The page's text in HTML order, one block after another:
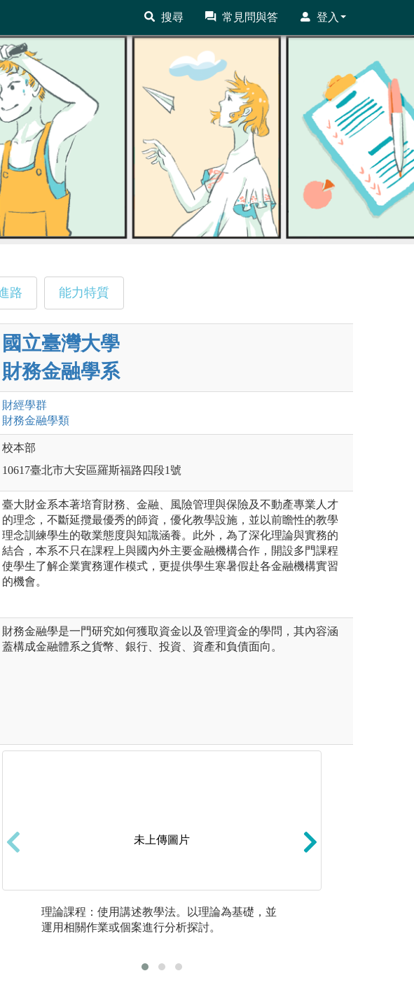
搜尋 常見問與答 登入
路 能力特質
國立臺灣大學
財務金融學系
財經學群
財務金融學類
校本部
10617臺北市大安區羅斯福路四段1號
臺大財金系本著培育財務、金融、風險管理與保險及不動產專業人才
的理念，不斷延攬最優秀的師資，優化教學設施，並以前瞻性的教學
理念訓練學生的敬業態度與知識涵養。此外，為了深化理論與實務的
結合，本系不只在課程上與國內外主要金融機構合作，開設多門課程
使學生了解企業實務運作模式，更提供學生寒暑假赴各金融機構實習
的機會。
財務金融學是一門研究如何獲取資金以及管理資金的學問，其內容涵
蓋構成金融體系之貨幣、銀行、投資、資產和負債面向。
理論課程：透過理論課程的基礎打底，培養對數
字的敏感度、學習更進階的運算方式，並從中解
未上傳圖片
理論課程：使用講述教學法。以理論為基礎，並
運用相關作業或個案進行分析探討。